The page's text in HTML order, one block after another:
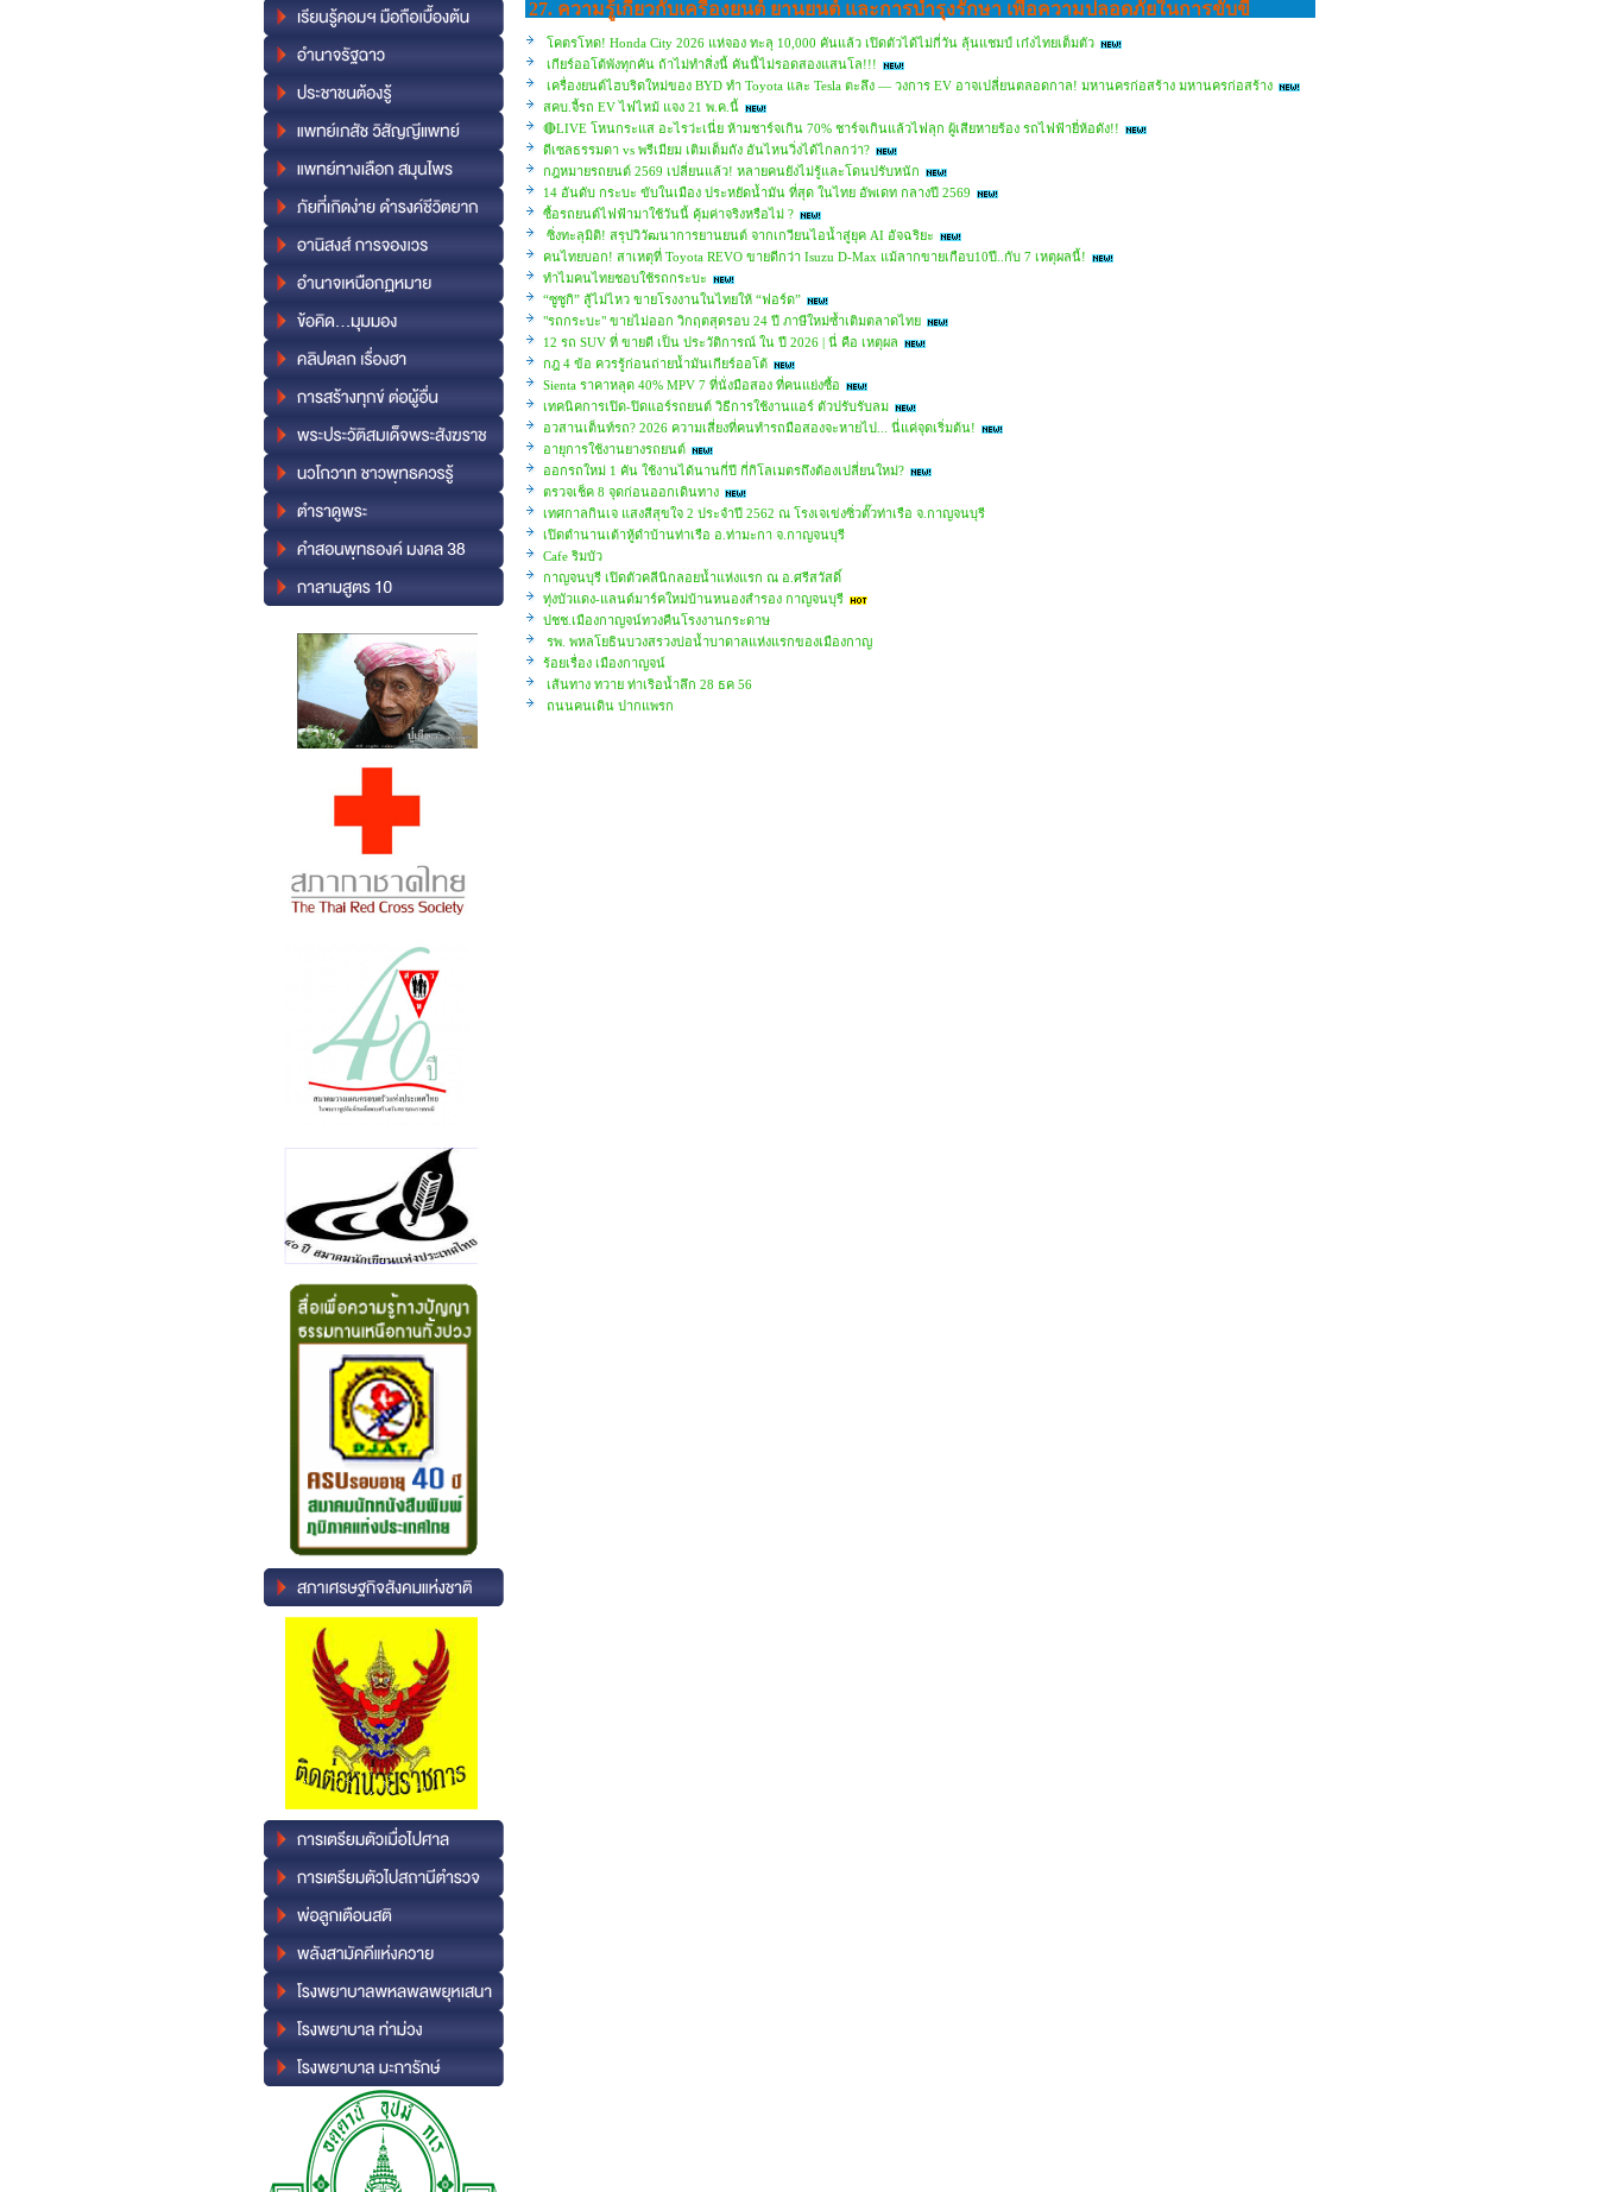
27. ความรู้เกี่ยวกับเครื่องยนต์ ยานยนต์ และการบํารุงรักษา เพื่อความปลอดภัยในการขับขี่
โคตรโหด! Honda City 2026 แห่จอง ทะลุ 10,000 คันแล้ว เปิดตัวได้ไม่กี่วัน ลุ้นแชมป์ เก๋งไทยเต็มตัว
เกียร์ออโต้พังทุกคัน ถ้าไม่ทำสิ่งนี้ คันนี้ไม่รอดสองแสนโล!!!
เครื่องยนต์ไฮบริดใหม่ของ BYD ทำ Toyota และ Tesla ตะลึง — วงการ EV อาจเปลี่ยนตลอดกาล! มหานครก่อสร้าง มหานครก่อสร้าง
สคบ.จี้รถ EV ไฟไหม้ แจง 21 พ.ค.นี้
🔴LIVE โหนกระแส อะไรว่ะเนี่ย ห้ามชาร์จเกิน 70% ชาร์จเกินแล้วไฟลุก ผู้เสียหายร้อง รถไฟฟ้ายี่ห้อดัง!!
ดีเซลธรรมดา vs พรีเมียม เติมเต็มถัง อันไหนวิ่งได้ไกลกว่า?
กฎหมายรถยนต์ 2569 เปลี่ยนแล้ว! หลายคนยังไม่รู้และโดนปรับหนัก
14 อันดับ กระบะ ขับในเมือง ประหยัดน้ำมัน ที่สุด ในไทย อัพเดท กลางปี 2569
ซื้อรถยนต์ไฟฟ้ามาใช้วันนี้ คุ้มค่าจริงหรือไม่ ?
ซิ่งทะลุมิติ! สรุปวิวัฒนาการยานยนต์ จากเกวียนไอน้ำสู่ยุค AI อัจฉริยะ
คนไทยบอก! สาเหตุที่ Toyota REVO ขายดีกว่า Isuzu D-Max แม้ลากขายเกือบ10ปี..กับ 7 เหตุผลนี้!
ทำไมคนไทยชอบใช้รถกระบะ
“ซูซูกิ” สู้ไม่ไหว ขายโรงงานในไทยให้ “ฟอร์ด”
"รถกระบะ" ขายไม่ออก วิกฤตสุดรอบ 24 ปี ภาษีใหม่ซ้ำเติมตลาดไทย
12 รถ SUV ที่ ขายดี เป็น ประวัติการณ์ ใน ปี 2026 | นี่ คือ เหตุผล
กฎ 4 ข้อ ควรรู้ก่อนถ่ายน้ำมันเกียร์ออโต้
Sienta ราคาหลุด 40% MPV 7 ที่นั่งมือสอง ที่คนแย่งซื้อ
เทคนิคการเปิด-ปิดแอร์รถยนต์ วิธีการใช้งานแอร์ ตัวปรับรับลม
อวสานเต็นท์รถ? 2026 ความเสี่ยงที่คนทำรถมือสองจะหายไป... นี่แค่จุดเริ่มต้น!
อายุการใช้งานยางรถยนต์
ออกรถใหม่ 1 คัน ใช้งานได้นานกี่ปี กี่กิโลเมตรถึงต้องเปลี่ยนใหม่?
ตรวจเช็ค 8 จุดก่อนออกเดินทาง
เทศกาลกินเจ แสงสีสุขใจ 2 ประจำปี 2562 ณ โรงเจเข่งซิ่วตั๊วท่าเรือ จ.กาญจนบุรี
เปิดตำนานเต้าหู้ดำบ้านท่าเรือ อ.ท่ามะกา จ.กาญจนบุรี
Cafe ริมบัว
กาญจนบุรี เปิดตัวคลีนิกลอยน้ำแห่งแรก ณ อ.ศรีสวัสดิ์
ทุ่งบัวแดง-แลนด์มาร์คใหม่บ้านหนองสำรอง กาญจนบุรี
ปชช.เมืองกาญจน์ทวงคืนโรงงานกระดาษ
รพ. พหลโยธินบวงสรวงบ่อน้ำบาดาลแห่งแรกของเมืองกาญ
ร้อยเรื่อง เมืองกาญจน์
เส้นทาง ทวาย ท่าเริอน้ำลึก 28 ธค 56
ถนนคนเดิน ปากแพรก